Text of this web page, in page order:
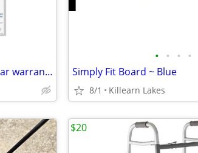
Brand New Inogen Rove 6 with 5 year warranty
• • • •
Simply Fit Board ~ Blue
8/1 Killearn Lakes
$20